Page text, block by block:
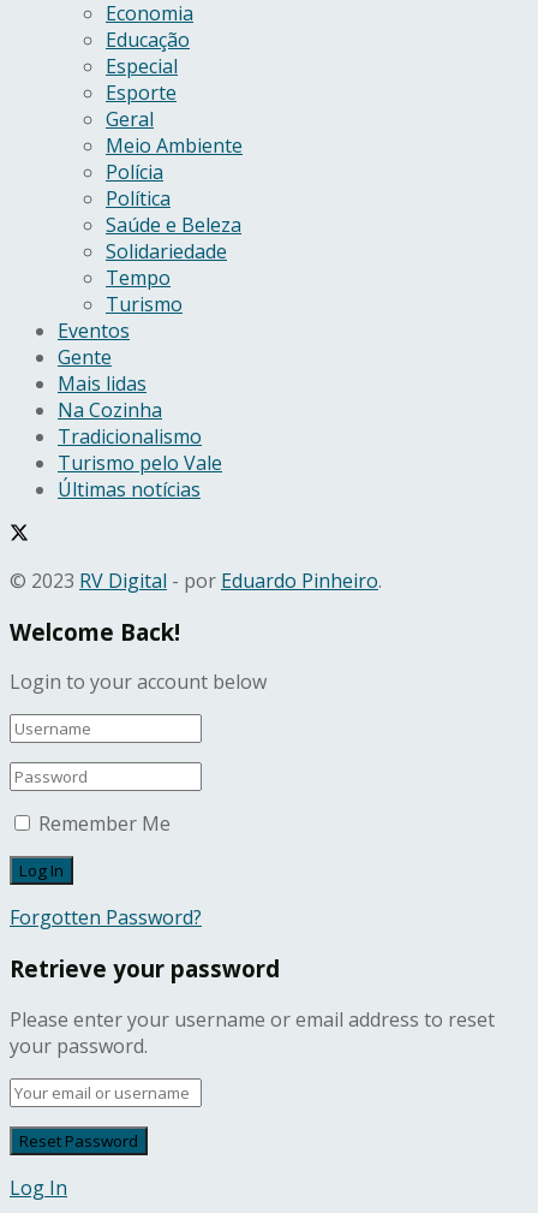
Economia
Educação
Especial
Esporte
Geral
Meio Ambiente
Polícia
Política
Saúde e Beleza
Solidariedade
Tempo
Turismo
Eventos
Gente
Mais lidas
Na Cozinha
Tradicionalismo
Turismo pelo Vale
Últimas notícias
© 2023 RV Digital - por Eduardo Pinheiro.
Welcome Back!
Login to your account below
Remember Me
Forgotten Password?
Retrieve your password
Please enter your username or email address to reset
your password.
Log In